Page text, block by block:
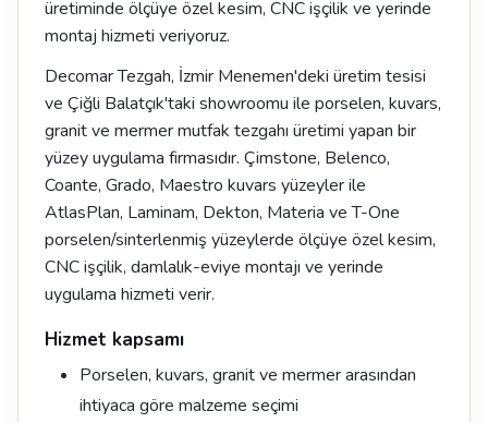
üretiminde ölçüye özel kesim, CNC işçilik ve yerinde
montaj hizmeti veriyoruz.
Decomar Tezgah, İzmir Menemen'deki üretim tesisi
ve Çiğli Balatçık'taki showroomu ile porselen, kuvars,
granit ve mermer mutfak tezgahı üretimi yapan bir
yüzey uygulama firmasıdır. Çimstone, Belenco,
Coante, Grado, Maestro kuvars yüzeyler ile
AtlasPlan, Laminam, Dekton, Materia ve T-One
porselen/sinterlenmiş yüzeylerde ölçüye özel kesim,
CNC işçilik, damlalık-eviye montajı ve yerinde
uygulama hizmeti verir.
Hizmet kapsamı
Porselen, kuvars, granit ve mermer arasından
ihtiyaca göre malzeme seçimi